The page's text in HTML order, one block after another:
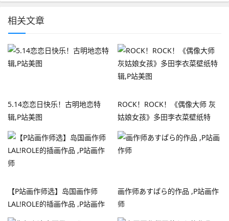
相关文章
5.14恋恋日快乐！古明地恋特
辑,P站美图
ROCK！ROCK！《偶像大师 灰
姑娘女孩》多田李衣菜壁纸特
辑,P站美图
【P站画作师选】岛国画作师
LAL!ROLE的插画作品 ​​​​,P站画作
师
画作师あすぱら的作品 ​​​​,P站画作
师